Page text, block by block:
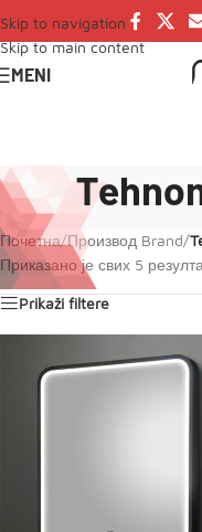
Skip to navigation
Skip to main content
MENI
Почетна/Производ Brand/
Приказано је свих 5
Prikaži filtere